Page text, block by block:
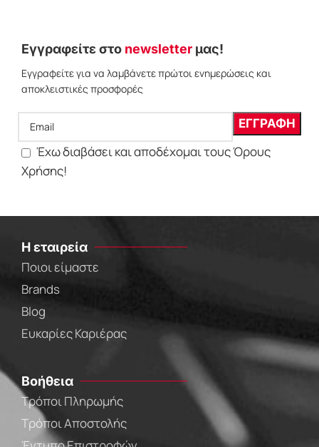
Εγγραφείτε στο newsletter μας!
Εγγραφείτε για να λαμβάνετε πρώτοι ενημερώσεις και
αποκλειστικές προσφορές
Έχω διαβάσει και αποδέχομαι τους Όρους
Χρήσης!
Η εταιρεία
Ποιοι είμαστε
Brands
Blog
Ευκαρίες Καριέρας
Βοήθεια
Τρόποι Πληρωμής
Τρόποι Αποστολής